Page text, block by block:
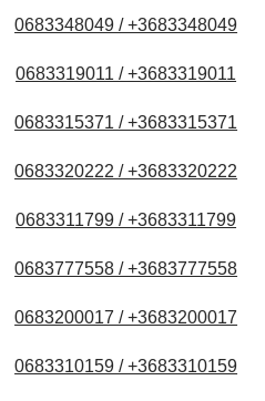
0683348049 / +3683348049
0683319011 / +3683319011
0683315371 / +3683315371
0683320222 / +3683320222
0683311799 / +3683311799
0683777558 / +3683777558
0683200017 / +3683200017
0683310159 / +3683310159